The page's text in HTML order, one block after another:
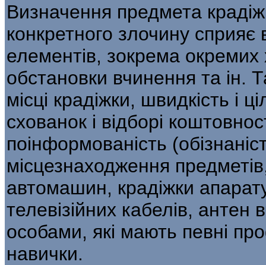
Визначення предмета
конкретного злочину
елементів, зокрема
обстановки вчинення та ін.
місці крадіжки, швидкість і
схованок і відборі
поінформованість
місцезнаходження
автомашин, крадіжки
телевізійних кабелів,
особами, які мають певні
навички.